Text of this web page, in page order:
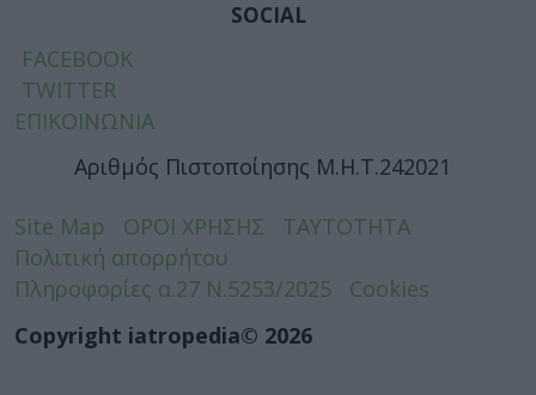
SOCIAL
FACEBOOK
TWITTER
ΕΠΙΚΟΙΝΩΝΙΑ
Αριθμός Πιστοποίησης Μ.Η.Τ.242021
Site Map ΟΡΟΙ ΧΡΗΣΗΣ
ΤΑΥΤΟΤΗΤΑ
Πολιτική απορρήτου
Πληροφορίες α.27 Ν.5253/2025
Cookies
Copyright iatropedia© 2026